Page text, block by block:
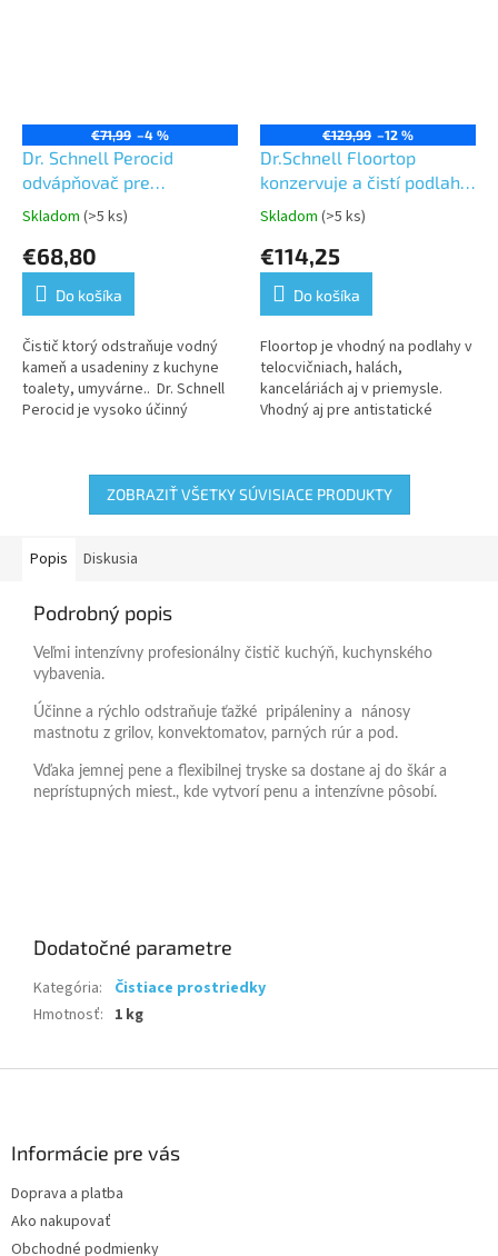
€71,99 –4 %
Dr. Schnell Perocid
odvápňovač pre
kuchyne,toalety 10L
Priemerné
produktu
5,0
5
hviezdičiek.
Skladom (>5 ks)
€68,80
Do košíka
Čistič ktorý odstraňuje vodný
kameň a usadeniny z kuchyne
toalety, umyvárne.. Dr. Schnell
Perocid je vysoko účinný
€129,99 –12 %
Dr.Schnell Floortop
konzervuje a čistí podlahy
10L
Priemerné
produktu
5,0
5
hviezdičiek.
Skladom (>5 ks)
€114,25
Do košíka
Floortop je vhodný na podlahy v
telocvičniach, halách,
kanceláriách aj v priemysle.
Vhodný aj pre antistatické
ZOBRAZIŤ VŠETKY SÚVISIACE PRODUKTY
Popis Diskusia
Podrobný popis
Veľmi intenzívny profesionálny čistič kuchýň, kuchynského
vybavenia.
Účinne a rýchlo odstraňuje ťažké pripáleniny a nánosy
mastnotu z grilov, konvektomatov, parných rúr a pod.
Vďaka jemnej pene a flexibilnej tryske sa dostane aj do škár a
neprístupných miest., kde vytvorí penu a intenzívne pôsobí.
Dodatočné parametre
Kategória:
Čistiace prostriedky
Hmotnosť: 1 kg
Informácie pre vás
Doprava a platba
Ako nakupovať
Obchodné podmienky